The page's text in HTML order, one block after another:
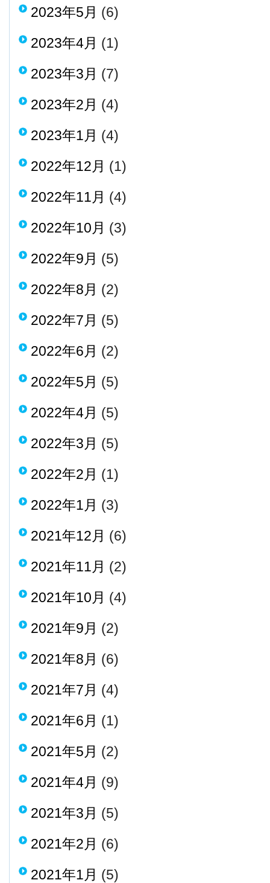
2023年5月 (6)
2023年4月 (1)
2023年3月 (7)
2023年2月 (4)
2023年1月 (4)
2022年12月 (1)
2022年11月 (4)
2022年10月 (3)
2022年9月 (5)
2022年8月 (2)
2022年7月 (5)
2022年6月 (2)
2022年5月 (5)
2022年4月 (5)
2022年3月 (5)
2022年2月 (1)
2022年1月 (3)
2021年12月 (6)
2021年11月 (2)
2021年10月 (4)
2021年9月 (2)
2021年8月 (6)
2021年7月 (4)
2021年6月 (1)
2021年5月 (2)
2021年4月 (9)
2021年3月 (5)
2021年2月 (6)
2021年1月 (5)